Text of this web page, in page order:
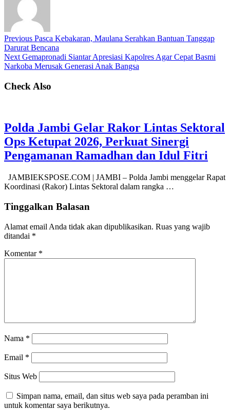
Previous Pasca Kebakaran, Maulana Serahkan Bantuan Tanggap
Darurat Bencana
Next Gemapronadi Siantar Apresiasi Kapolres Agar Cepat Basmi
Narkoba Merusak Generasi Anak Bangsa
Check Also
Polda Jambi Gelar Rakor Lintas Sektoral
Ops Ketupat 2026, Perkuat Sinergi
Pengamanan Ramadhan dan Idul Fitri
JAMBIEKSPOSE.COM | JAMBI – Polda Jambi menggelar Rapat
Koordinasi (Rakor) Lintas Sektoral dalam rangka …
Tinggalkan Balasan
Alamat email Anda tidak akan dipublikasikan. Ruas yang wajib
ditandai *
Komentar *
Nama *
Email *
Situs Web
Simpan nama, email, dan situs web saya pada peramban ini
untuk komentar saya berikutnya.